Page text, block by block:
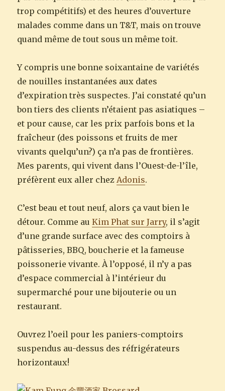
trop compétitifs) et des heures d’ouverture
malades comme dans un T&T, mais on trouve
quand même de tout sous un même toit.
Y compris une bonne soixantaine de variétés
de nouilles instantanées aux dates
d’expiration très suspectes. J’ai constaté qu’un
bon tiers des clients n’étaient pas asiatiques –
et pour cause, car les prix parfois bons et la
fraîcheur (des poissons et fruits de mer
vivants quelqu’un?) ça n’a pas de frontières.
Mes parents, qui vivent dans l’Ouest-de-l’île,
préfèrent eux aller chezAdonis.
C’est beau et tout neuf, alors ça vaut bien le
détour. Comme auKim Phat sur Jarry, il s’agit
d’une grande surface avec des comptoirs à
pâtisseries, BBQ, boucherie et la fameuse
poissonerie vivante. À l’opposé, il n’y a pas
d’espace commercial à l’intérieur du
supermarché pour une bijouterie ou un
restaurant.
Ouvrez l’oeil pour les paniers-comptoirs
suspendus au-dessus des réfrigérateurs
horizontaux!